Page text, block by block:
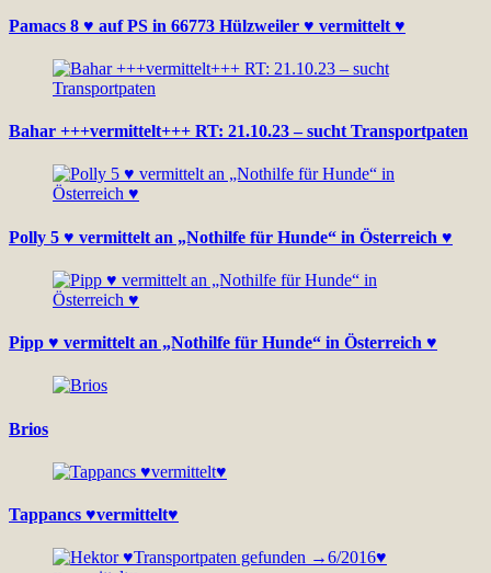
Pamacs 8 ♥ auf PS in 66773 Hülzweiler ♥ vermittelt ♥
Bahar +++vermittelt+++ RT: 21.10.23 – sucht Transportpaten
Polly 5 ♥ vermittelt an „Nothilfe für Hunde“ in Österreich ♥
Pipp ♥ vermittelt an „Nothilfe für Hunde“ in Österreich ♥
Brios
Tappancs ♥vermittelt♥